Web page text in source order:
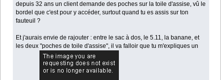
depuis 32 ans un client demande des poches sur la toile d'assise, vû le
bordel que c'est pour y accéder, surtout quand tu es assis sur ton
fauteuil ?
Et j'aurais envie de rajouter : entre le sac à dos, le 5.11, la banane, et
les deux "poches de toile d'assise", il va falloir que tu m'expliques un